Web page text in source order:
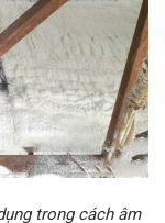
trong cách âm